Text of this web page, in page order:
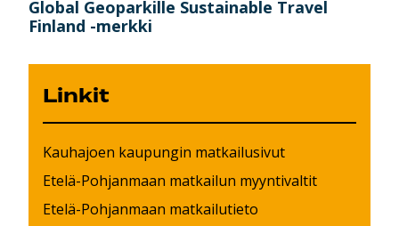
Global Geoparkille Sustainable Travel
Finland -merkki
Linkit
Kauhajoen kaupungin matkailusivut
Etelä-Pohjanmaan matkailun myyntivaltit
Etelä-Pohjanmaan matkailutieto